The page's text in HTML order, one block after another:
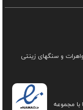
و سنگهای زینتی
با مجموعه